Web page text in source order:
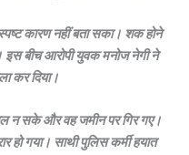
कारण नहीं बता सका। शक होने
बीच आरोपी युवक मनोज नेगी ने
कर दिया।
न सके और वह जमीन पर गिर गए।
हो गया। साथी पुलिस कर्मी हयात